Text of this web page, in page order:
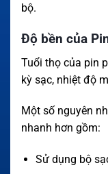
bộ.
Độ bền của
Tuổi thọ của pin
kỳ sạc, nhiệt độ
Một số nguyên
nhanh hơn gồm:
Sử dụng bộ